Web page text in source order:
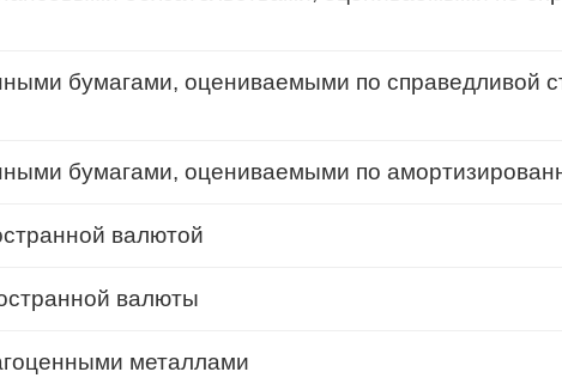
бумагами, оцениваемыми по справедливой
бумагами, оцениваемыми по
валютой
валюты
металлами